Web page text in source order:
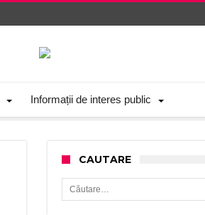
Informații de interes public
CAUTARE
Caută după: